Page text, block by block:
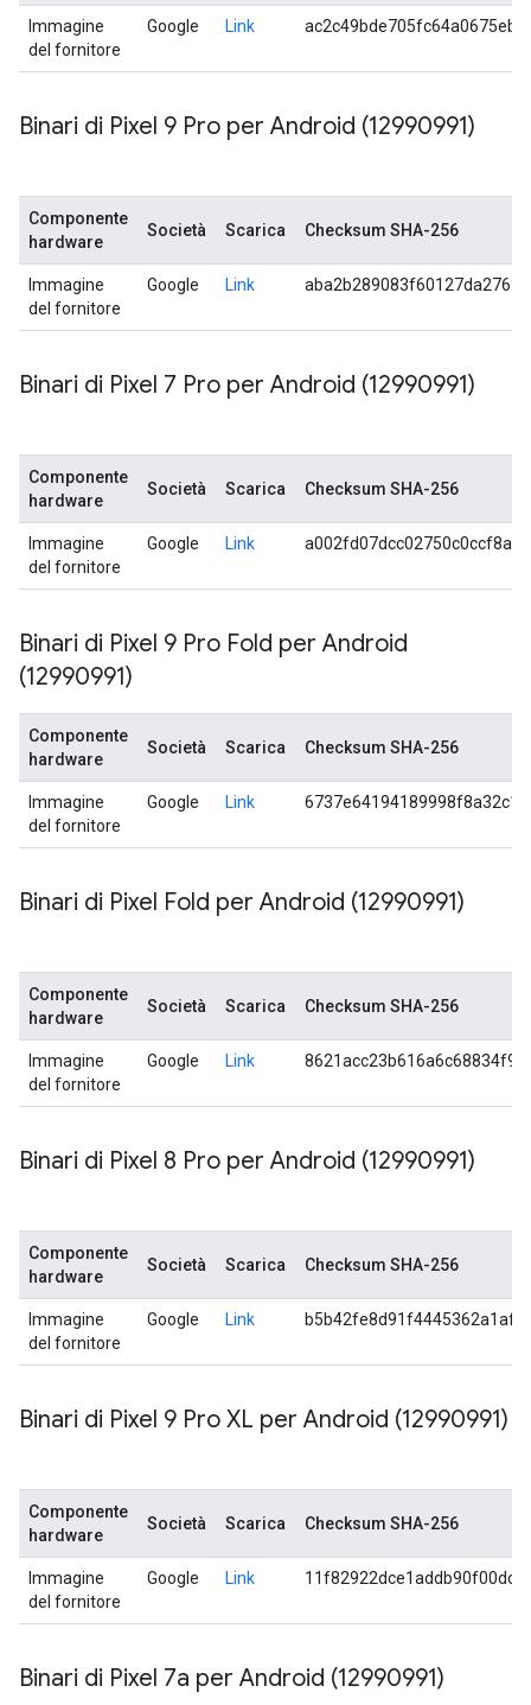
Immagine
del fornitore
Google Link
Binari di Pixel 9 Pro per Android (12990991)
Componente
hardware
Società Scarica Checksum SHA-256
Immagine
del fornitore
Google Link
Binari di Pixel 7 Pro per Android (12990991)
Componente
hardware
Società Scarica Checksum SHA-256
Immagine
del fornitore
Google Link
Binari di Pixel 9 Pro Fold per Android
(12990991)
Componente
hardware
Società Scarica Checksum SHA-256
Immagine
del fornitore
Google Link
Binari di Pixel Fold per Android (12990991)
Componente
hardware
Società Scarica Checksum SHA-256
Immagine
del fornitore
Google Link
Binari di Pixel 8 Pro per Android (12990991)
Componente
hardware
Società Scarica Checksum SHA-256
Immagine
del fornitore
Google Link
Binari di Pixel 9 Pro XL per Android (12990991)
Componente
hardware
Società Scarica Checksum SHA-256
Immagine
del fornitore
Google Link
Binari di Pixel 7a per Android (12990991)